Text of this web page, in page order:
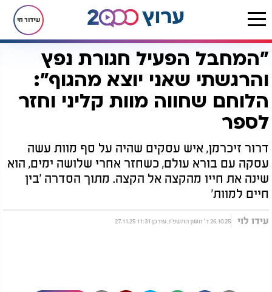
שידור חי
דף הבית יהדות ערוץ 2000 סדרות הדיגיטל של ערוץ 2000 בין חיים למוות
"המחבל הפעיל חגורת נפץ
והרגשתי שאני יוצא מהגוף":
הלוחם שחווה מוות קליני וחזר
לספר
דרור זיכרמן, איש עסקים שהיה על סף מוות עשה
עסקה עם בורא עולם, כשחזר אחרי שלושה ימים, הוא
שינה את חייו מהקצה אל הקצה. מתוך הסדרה 'בין
חיים למוות'
עידו לוי 26.10.25 ד' חשון התשפ"ו, עודכן 11:31 27.11.25